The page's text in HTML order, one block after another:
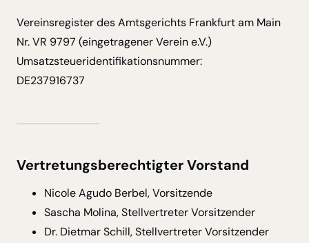
Vereinsregister des Amtsgerichts Frankfurt am Main
Nr. VR 9797 (eingetragener Verein e.V.)
Umsatzsteueridentifikationsnummer:
DE237916737
Vertretungsberechtigter Vorstand
Nicole Agudo Berbel, Vorsitzende
Sascha Molina, Stellvertreter Vorsitzender
Dr. Dietmar Schill, Stellvertreter Vorsitzender